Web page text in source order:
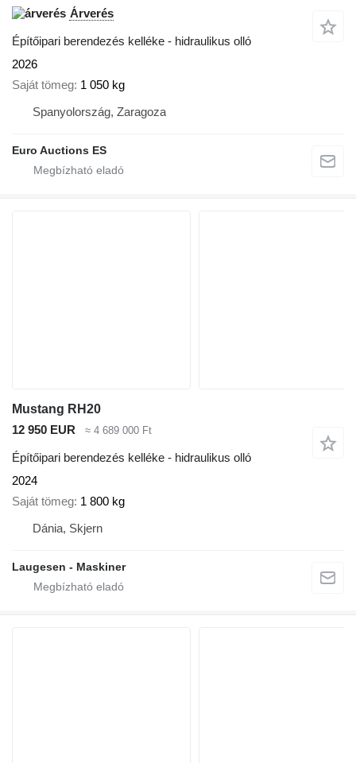
Árverés
Építőipari berendezés kelléke - hidraulikus olló
2026
Saját tömeg 1 050 kg
Spanyolország, Zaragoza
Euro Auctions ES
Mustang RH20
12 950 EUR
≈ 4 689 000 Ft
Építőipari berendezés kelléke - hidraulikus olló
2024
Saját tömeg 1 800 kg
Dánia, Skjern
Laugesen - Maskiner